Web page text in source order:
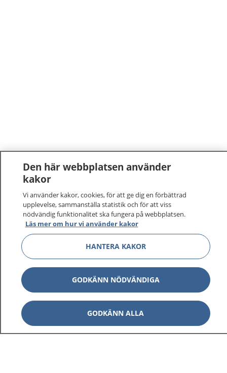
1177–tryggt om din hälsa och vård
På 1177.se får du råd om hälsa och information om
sjukdomar och vilka mottagningar du kan kontakta.
Logga in för att läsa din journal och göra dina
sjukvårdsrådgivning dygnet runt.
1177 ger dig råd när du vill må bättre.
Den här webbplatsen använder
kakor
Vi använder kakor, cookies, för att ge dig en förbättrad
upplevelse, sammanställa statistik och för att viss
nödvändig funktionalitet ska fungera på webbplatsen.
Läs mer om hur vi använder kakor
HANTERA KAKOR
GODKÄNN NÖDVÄNDIGA
GODKÄNN ALLA